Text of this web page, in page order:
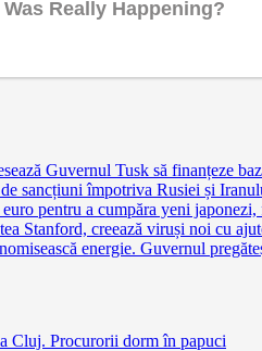
Guvernul Tusk să finanțeze
sancțiuni împotriva Rusiei și
pentru a cumpăra yeni
Stanford, creează viruși noi cu
energie. Guvernul
Cluj. Procurorii dorm în papuci